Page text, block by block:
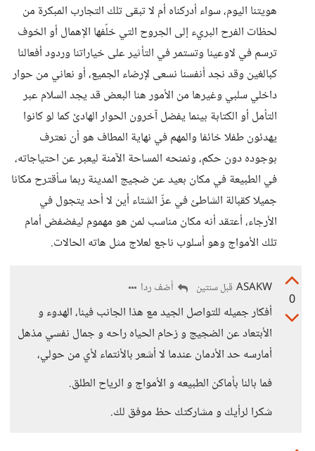
هويتنا اليوم، سواء أدركناه أم لا تبقى تلك التجارب المبكرة من
لحظات الفرح البريء إلى الجروح التي خلّفها الإهمال أو الخوف
ترسم في لاوعينا وتستمر في التأثير على خياراتنا وردود أفعالنا
كبالغين وقد نجد أنفسنا نسعى لإرضاء الجميع، أو نعاني من حوار
داخلي سلبي وغيرها من الأمور هنا البعض قد يجد السلام عبر
التأمل أو الكتابة بينما يفضل آخرون الحوار الهادئ كما لو كانوا
يهدئون طفلا خائفا والمهم في نهاية المطاف هو أن نعترف
بوجوده دون حكم، ونمنحه المساحة الآمنة ليعبر عن احتياجاته،
في الطبيعة في مكان بعيد عن ضجيج المدينة ربما سأقترح مكانا
جميلا كقبالة الشاطئ في عزّ الشتاء أين لا أحد يتجول في
الأرجاء، أعتقد أنه مكان مناسب لمن هو مهموم ليفضفض أمام
تلك الأمواج وهو أسلوب ناجع لعلاج مثل هاته الحالات.
0
ASAKW قبل سنتين أضف ردا
أفكار جميله للتواصل الجيد مع هذا الجانب فينا، الهدوء و
الأبتعاد عن الضجيج و زحام الحياه راحه و جمال نفسي مذهل
أمارسه حد الأدمان عندما لا أشعر بالأنتماء لأي من حولي،
فما بالنا بأماكن الطبيعه و الأمواج و الرياح الطلق.
شكرا لرأيك و مشاركتك حظ موفق لك.